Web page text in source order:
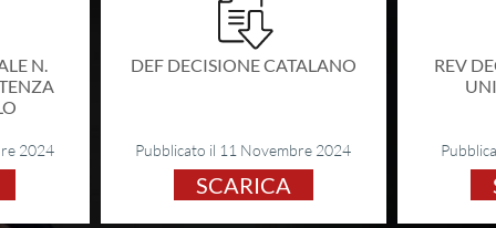
Albo
N.
2024
DEF DECISIONE CATALANO
Pubblicato il 11 Novembre 2024
SCARICA
REV